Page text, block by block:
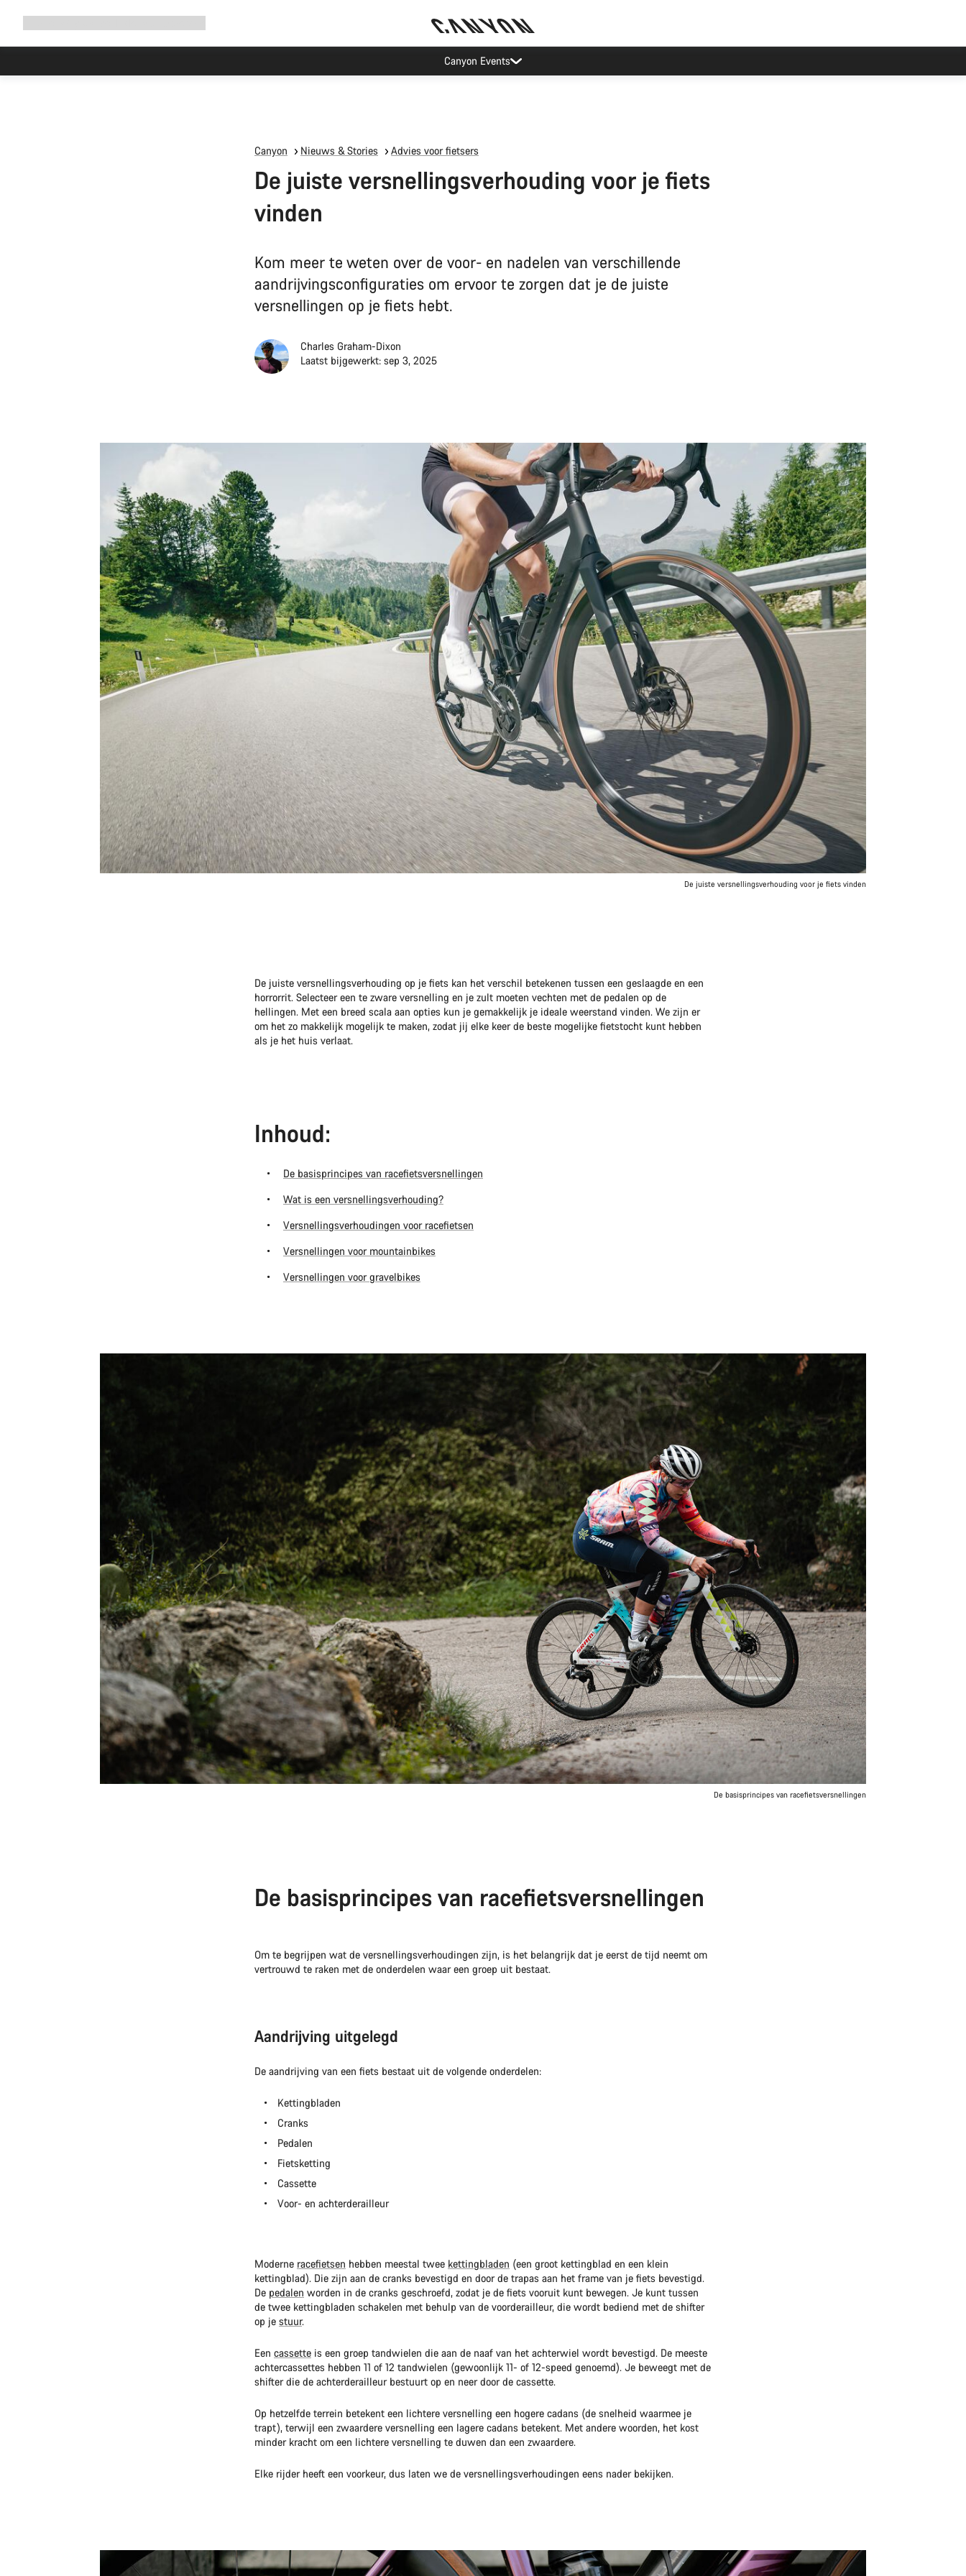
Je Canyon leasen in Nederland
Canyon Nieuws & Stories Advies voor fietsers
De juiste versnellingsverhouding voor je fiets
vinden
Kom meer te weten over de voor- en nadelen van verschillende
aandrijvingsconfiguraties om ervoor te zorgen dat je de juiste
versnellingen op je fiets hebt.
Charles Graham-Dixon
Laatst bijgewerkt: sep 3, 2025
De juiste versnellingsverhouding voor je fiets vinden
De juiste versnellingsverhouding op je fiets kan het verschil betekenen tussen een geslaagde en een
horrorrit. Selecteer een te zware versnelling en je zult moeten vechten met de pedalen op de
hellingen. Met een breed scala aan opties kun je gemakkelijk je ideale weerstand vinden. We zijn er
om het zo makkelijk mogelijk te maken, zodat jij elke keer de beste mogelijke fietstocht kunt hebben
als je het huis verlaat.
Inhoud:
De basisprincipes van racefietsversnellingen
Wat is een versnellingsverhouding?
Versnellingsverhoudingen voor racefietsen
Versnellingen voor mountainbikes
Versnellingen voor gravelbikes
De basisprincipes van racefietsversnellingen
De basisprincipes van racefietsversnellingen
Om te begrijpen wat de versnellingsverhoudingen zijn, is het belangrijk dat je eerst de tijd neemt om
vertrouwd te raken met de onderdelen waar een groep uit bestaat.
Aandrijving uitgelegd
De aandrijving van een fiets bestaat uit de volgende onderdelen:
Kettingbladen
Cranks
Pedalen
Fietsketting
Cassette
Voor- en achterderailleur
Moderne racefietsen hebben meestal twee kettingbladen (een groot kettingblad en een klein
kettingblad). Die zijn aan de cranks bevestigd en door de trapas aan het frame van je fiets bevestigd.
De pedalen worden in de cranks geschroefd, zodat je de fiets vooruit kunt bewegen. Je kunt tussen
de twee kettingbladen schakelen met behulp van de voorderailleur, die wordt bediend met de shifter
op je stuur.
Een cassetteis een groep tandwielen die aan de naaf van het achterwiel wordt bevestigd. De meeste
achtercassettes hebben 11 of 12 tandwielen (gewoonlijk 11- of 12-speed genoemd). Je beweegt met de
shifter die de achterderailleur bestuurt op en neer door de cassette.
Op hetzelfde terrein betekent een lichtere versnelling een hogere cadans (de snelheid waarmee je
trapt), terwijl een zwaardere versnelling een lagere cadans betekent. Met andere woorden, het kost
minder kracht om een lichtere versnelling te duwen dan een zwaardere.
Elke rijder heeft een voorkeur, dus laten we de versnellingsverhoudingen eens nader bekijken.